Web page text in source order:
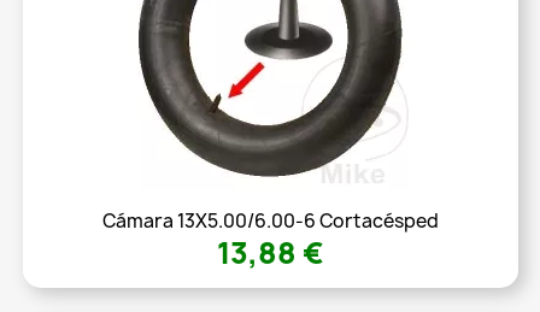
Cámara 13X5.00/6.00-6 Cortacésped
13,88 €